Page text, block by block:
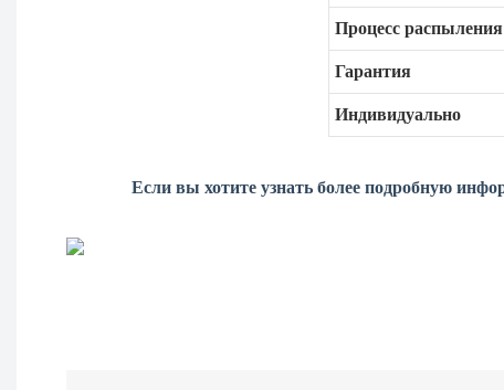
Процесс
Гарантия
Индивидуально
Если вы хотите узнать более подробную